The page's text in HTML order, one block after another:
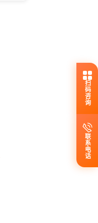
扫码咨询
联系电话